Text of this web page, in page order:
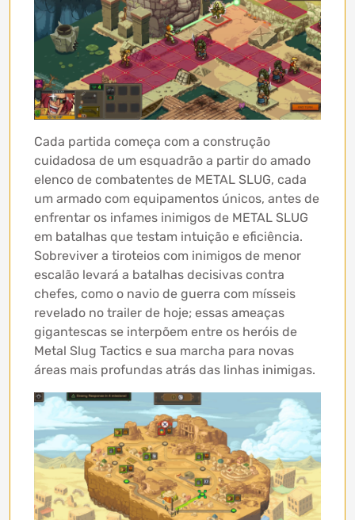
Cada partida começa com a construção
cuidadosa de um esquadrão a partir do amado
elenco de combatentes de METAL SLUG, cada
um armado com equipamentos únicos, antes de
enfrentar os infames inimigos de METAL SLUG
em batalhas que testam intuição e eficiência.
Sobreviver a tiroteios com inimigos de menor
escalão levará a batalhas decisivas contra
chefes, como o navio de guerra com mísseis
revelado no trailer de hoje; essas ameaças
gigantescas se interpõem entre os heróis de
Metal Slug Tactics e sua marcha para novas
áreas mais profundas atrás das linhas inimigas.